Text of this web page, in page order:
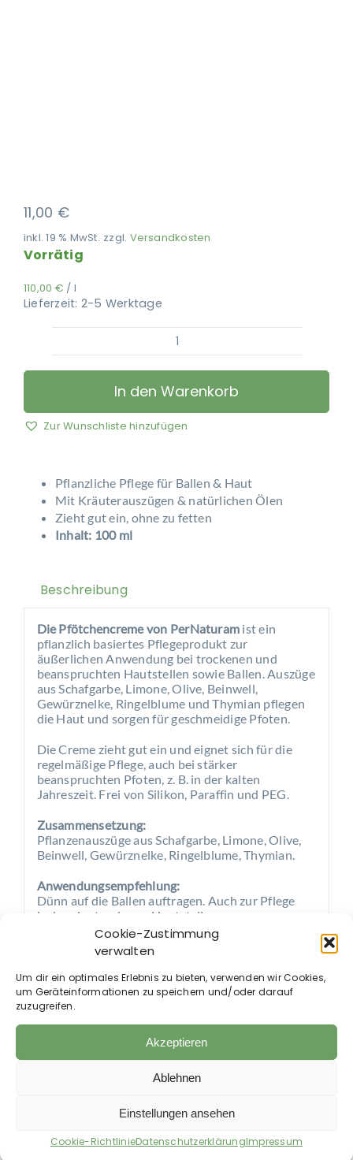
Cookie-Zustimmung
verwalten
Um dir ein optimales Erlebnis zu bieten, verwenden wir Cookies,
um Geräteinformationen zu speichern und/oder darauf
zuzugreifen.
Akzeptieren
Ablehnen
Einstellungen ansehen
Cookie-RichtlinieDatenschutzerklärungImpressum
11,00 €
inkl. 19 % MwSt. zzgl. Versandkosten
Vorrätig
110,00 € / l
Lieferzeit: 2-5 Werktage
PerNaturam
–
Pfötchen-
Menge
In den Warenkorb
Zur Wunschliste hinzufügen
Pflanzliche Pflege für Ballen & Haut
Mit Kräuterauszügen & natürlichen Ölen
Zieht gut ein, ohne zu fetten
Inhalt: 100 ml
Beschreibung
Die Pfötchencreme von PerNaturam ist ein
pflanzlich basiertes Pflegeprodukt zur
äußerlichen Anwendung bei trockenen und
beanspruchten Hautstellen sowie Ballen. Auszüge
aus Schafgarbe, Limone, Olive, Beinwell,
Gewürznelke, Ringelblume und Thymian pflegen
die Haut und sorgen für geschmeidige Pfoten.
Die Creme zieht gut ein und eignet sich für die
regelmäßige Pflege, auch bei stärker
beanspruchten Pfoten, z. B. in der kalten
Jahreszeit. Frei von Silikon, Paraffin und PEG.
Zusammensetzung:
Pflanzenauszüge aus Schafgarbe, Limone, Olive,
Beinwell, Gewürznelke, Ringelblume, Thymian.
Anwendungsempfehlung:
Dünn auf die Ballen auftragen. Auch zur Pflege
juckender trockener Hautstellen.
Auch im Shop erhältlich: